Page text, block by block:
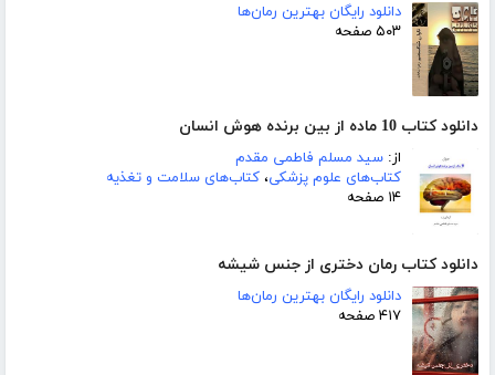
دانلود رایگان بهترین رمان‌ها
۵۰۳ صفحه
دانلود کتاب 10 ماده از بین برنده هوش انسان
از: سید مسلم فاطمی مقدم
کتاب‌های علوم پزشکی، کتاب‌های سلامت و تغذیه
۱۴ صفحه
دانلود کتاب رمان دختری از جنس شیشه
دانلود رایگان بهترین رمان‌ها
۴۱۷ صفحه